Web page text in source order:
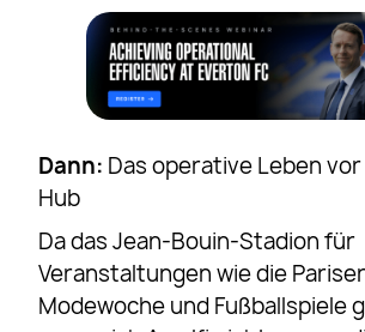
Dann: Das operative Leben
Hub
Da das Jean-Bouin-Stadion für
Veranstaltungen wie die Pariser
Modewoche und Fußballspiele